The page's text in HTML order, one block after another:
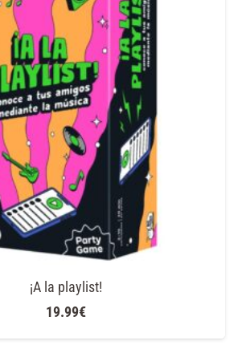
¡A la playlist!
19.99€